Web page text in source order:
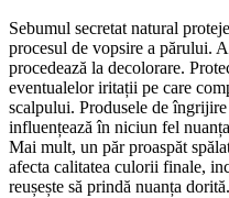
Sebumul secretat natural
procesul de vopsire a părului.
procedează la decolorare.
eventualelor iritații pe care
scalpului. Produsele de
influențează în niciun fel
Mai mult, un păr proaspăt
afecta calitatea culorii finale,
reușește să prindă nuanța dorită.